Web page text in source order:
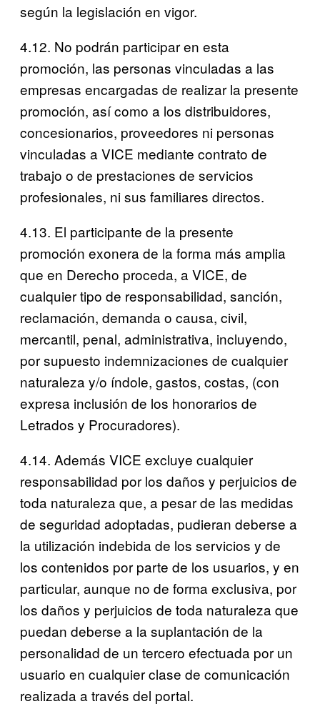
según la legislación en vigor.
4.12. No podrán participar en esta
promoción, las personas vinculadas a las
empresas encargadas de realizar la presente
promoción, así como a los distribuidores,
concesionarios, proveedores ni personas
vinculadas a VICE mediante contrato de
trabajo o de prestaciones de servicios
profesionales, ni sus familiares directos.
4.13. El participante de la presente
promoción exonera de la forma más amplia
que en Derecho proceda, a VICE, de
cualquier tipo de responsabilidad, sanción,
reclamación, demanda o causa, civil,
mercantil, penal, administrativa, incluyendo,
por supuesto indemnizaciones de cualquier
naturaleza y/o índole, gastos, costas, (con
expresa inclusión de los honorarios de
Letrados y Procuradores).
4.14. Además VICE excluye cualquier
responsabilidad por los daños y perjuicios de
toda naturaleza que, a pesar de las medidas
de seguridad adoptadas, pudieran deberse a
la utilización indebida de los servicios y de
los contenidos por parte de los usuarios, y en
particular, aunque no de forma exclusiva, por
los daños y perjuicios de toda naturaleza que
puedan deberse a la suplantación de la
personalidad de un tercero efectuada por un
usuario en cualquier clase de comunicación
realizada a través del portal.